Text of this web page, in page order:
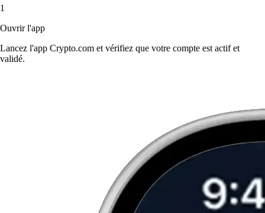
1
Ouvrir l'app
Lancez l'app Crypto.com et vérifiez que votre compte est actif et
validé.